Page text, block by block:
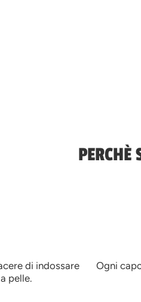
PERCHÈ
di indossare
pelle.
Ogni